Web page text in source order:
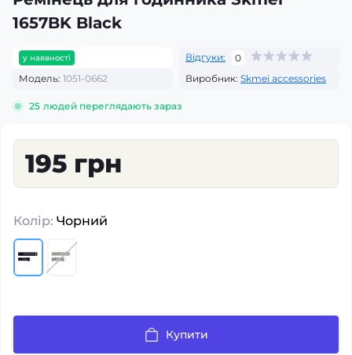
1657BK Black
у наявності Відгуки:
0
Модель: 1051-0662 Виробник: Skmei accessories
25 людей переглядають зараз
195 грн
Колір: Чорний
Купити